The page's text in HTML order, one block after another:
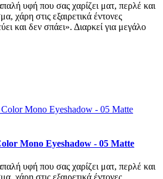
υφή που σας χαρίζει ματ, περλέ και
χάρη στις εξαιρετικά έντονες
και δεν σπάει». Διαρκεί για μεγάλο
Mono Eyeshadow - 05 Matte
υφή που σας χαρίζει ματ, περλέ και
χάρη στις εξαιρετικά έντονες